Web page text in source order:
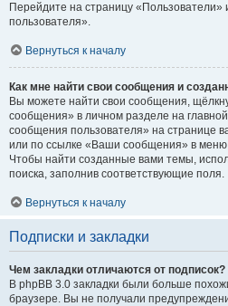
Перейдите на страницу
пользователя».
Вернуться к началу
Как мне найти свои сообщения и
Вы можете найти свои сообщения,
сообщения» в личном разделе на
сообщения пользователя» на странице
или по ссылке «Ваши сообщения» в
Чтобы найти созданные вами темы,
поиска, заполнив соответствующие поля.
Вернуться к началу
Подписки и закладки
Чем закладки отличаются от подписок?
В phpBB 3.0 закладки были больше
браузере. Вы не получали